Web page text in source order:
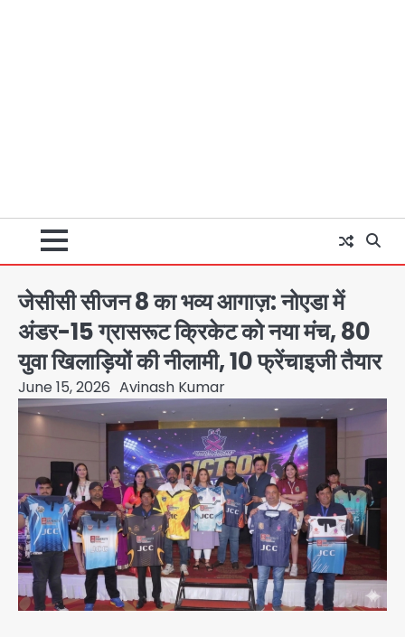
जेसीसी सीजन 8 का भव्य आगाज़: नोएडा में
अंडर-15 ग्रासरूट क्रिकेट को नया मंच, 80
युवा खिलाड़ियों की नीलामी, 10 फ्रेंचाइजी तैयार
June 15, 2026 Avinash Kumar